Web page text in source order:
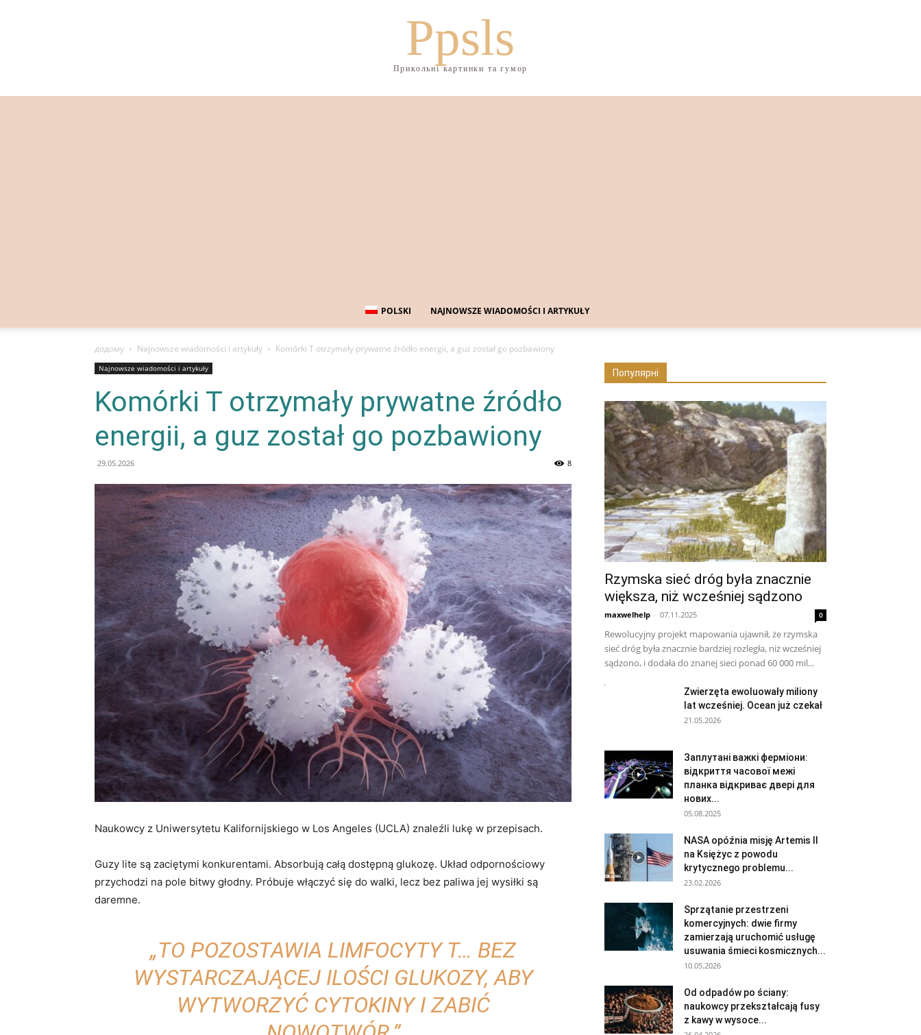
Ppsls
Прикольні картинки та гумор
POLSKI NAJNOWSZE WIADOMOŚCI I ARTYKUŁY
додому Najnowsze wiadomości i artykuły Komórki T otrzymały prywatne źródło energii, a guz został go pozbawiony
Najnowsze wiadomości i artykuły
Komórki T otrzymały prywatne źródło
energii, a guz został go pozbawiony
29.05.2026 8
Naukowcy z Uniwersytetu Kalifornijskiego w Los Angeles (UCLA) znaleźli lukę w przepisach.
Guzy lite są zaciętymi konkurentami. Absorbują całą dostępną glukozę. Układ odpornościowy
przychodzi na pole bitwy głodny. Próbuje włączyć się do walki, lecz bez paliwa jej wysiłki są
daremne.
„TO POZOSTAWIA LIMFOCYTY T… BEZ
WYSTARCZAJĄCEJ ILOŚCI GLUKOZY, ABY
WYTWORZYĆ CYTOKINY I ZABIĆ
Популярні
Rzymska sieć dróg była znacznie
większa, niż wcześniej sądzono
maxwelhelp - 07.11.2025 0
Rewolucyjny projekt mapowania ujawnił, że rzymska
sieć dróg była znacznie bardziej rozległa, niż wcześniej
sądzono, i dodała do znanej sieci ponad 60 000 mil...
Zwierzęta ewoluowały miliony
lat wcześniej. Ocean już czekał
21.05.2026
Заплутані важкі ферміони:
відкриття часової межі
планка відкриває двері для
нових...
05.08.2025
NASA opóźnia misję Artemis II
na Księżyc z powodu
krytycznego problemu...
23.02.2026
Sprzątanie przestrzeni
komercyjnych: dwie firmy
zamierzają uruchomić usługę
usuwania śmieci kosmicznych...
10.05.2026
Od odpadów po ściany:
naukowcy przekształcają fusy
z kawy w wysoce...